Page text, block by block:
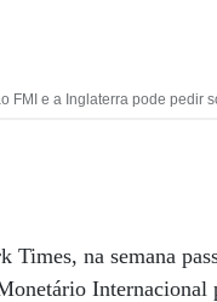
FMI e a Inglaterra pode pedir
Times, na semana